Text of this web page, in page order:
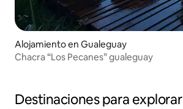
Alojamiento en Gualeguay
Chacra “Los Pecanes” gualeguay
Destinaciones para explorar